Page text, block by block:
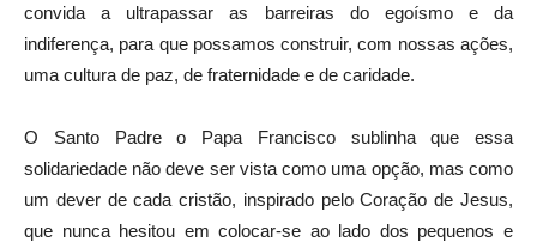
convida a ultrapassar as barreiras do egoísmo e da
indiferença, para que possamos construir, com nossas ações,
uma cultura de paz, de fraternidade e de caridade.
O Santo Padre o Papa Francisco sublinha que essa
solidariedade não deve ser vista como uma opção, mas como
um dever de cada cristão, inspirado pelo Coração de Jesus,
que nunca hesitou em colocar-se ao lado dos pequenos e